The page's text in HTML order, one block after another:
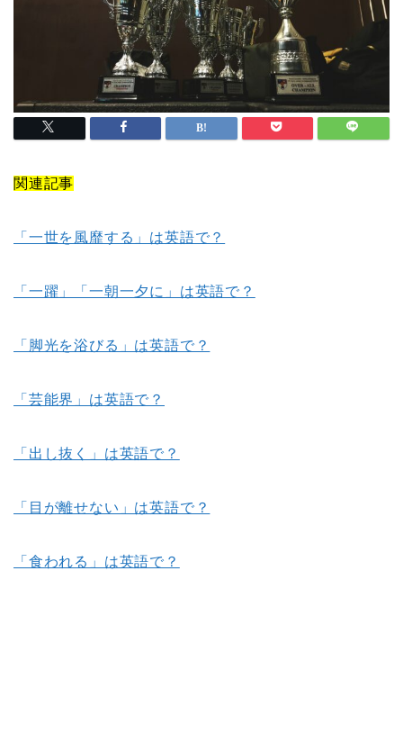
関連記事
「一世を風靡する」は英語で？
「一躍」「一朝一夕に」は英語で？
「脚光を浴びる」は英語で？
「芸能界」は英語で？
「出し抜く」は英語で？
「目が離せない」は英語で？
「食われる」は英語で？